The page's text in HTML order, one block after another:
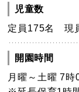
児童数
定員175名 現
開園時間
月曜～土曜 7